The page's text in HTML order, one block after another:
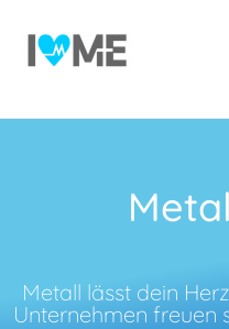
Metall lässt dein
Unternehmen freuen